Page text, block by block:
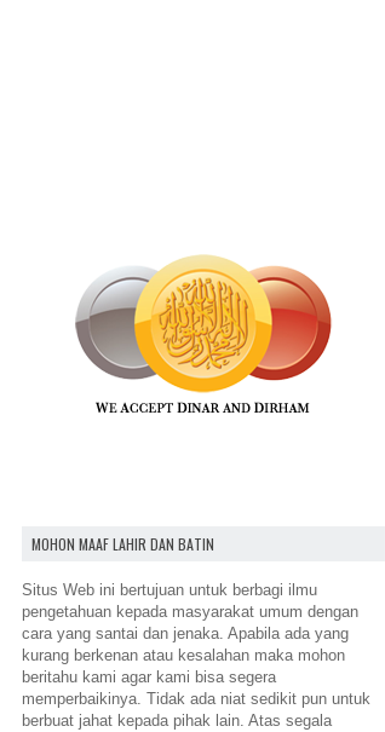
MOHON MAAF LAHIR DAN BATIN
Situs Web ini bertujuan untuk berbagi ilmu
pengetahuan kepada masyarakat umum dengan
cara yang santai dan jenaka. Apabila ada yang
kurang berkenan atau kesalahan maka mohon
beritahu kami agar kami bisa segera
memperbaikinya. Tidak ada niat sedikit pun untuk
berbuat jahat kepada pihak lain. Atas segala